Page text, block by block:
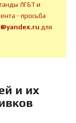
ЛГБТ и
- просьба
для
и их